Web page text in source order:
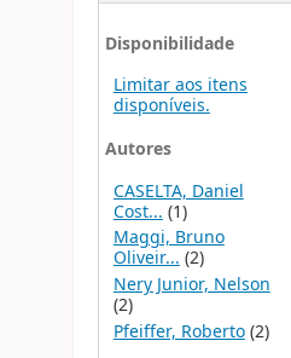
Disponibilidade
Limitar aos itens
disponíveis.
Autores
CASELTA, Daniel
Cost... (1)
Maggi, Bruno
Oliveir...(2)
Nery Junior, Nelson
(2)
Pfeiffer, Roberto(2)